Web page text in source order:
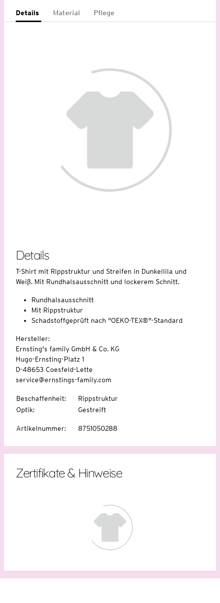
Details Material Pflege
Details
T-Shirt mit Rippstruktur und Streifen in Dunkellila und
Weiß. Mit Rundhalsausschnitt und lockerem Schnitt.
Rundhalsausschnitt
Mit Rippstruktur
Schadstoffgeprüft nach "OEKO-TEX®"-Standard
Hersteller:
Ernsting's family GmbH & Co. KG
Hugo-Ernsting-Platz 1
D-48653 Coesfeld-Lette
service@ernstings-family.com
Beschaffenheit:
Rippstruktur
Optik: Gestreift
Artikelnummer: 8751050288
Zertifikate & Hinweise